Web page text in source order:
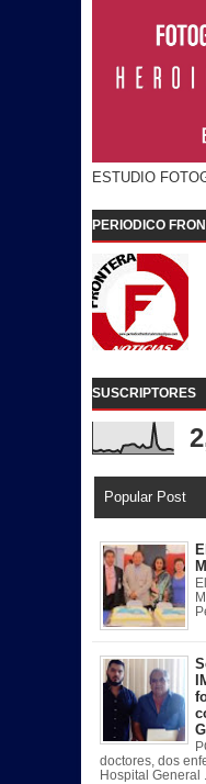
ESTUDIO
PERIODICO
SUSCRIPTORES
Popular Post
doctores, dos
Hospital General ...